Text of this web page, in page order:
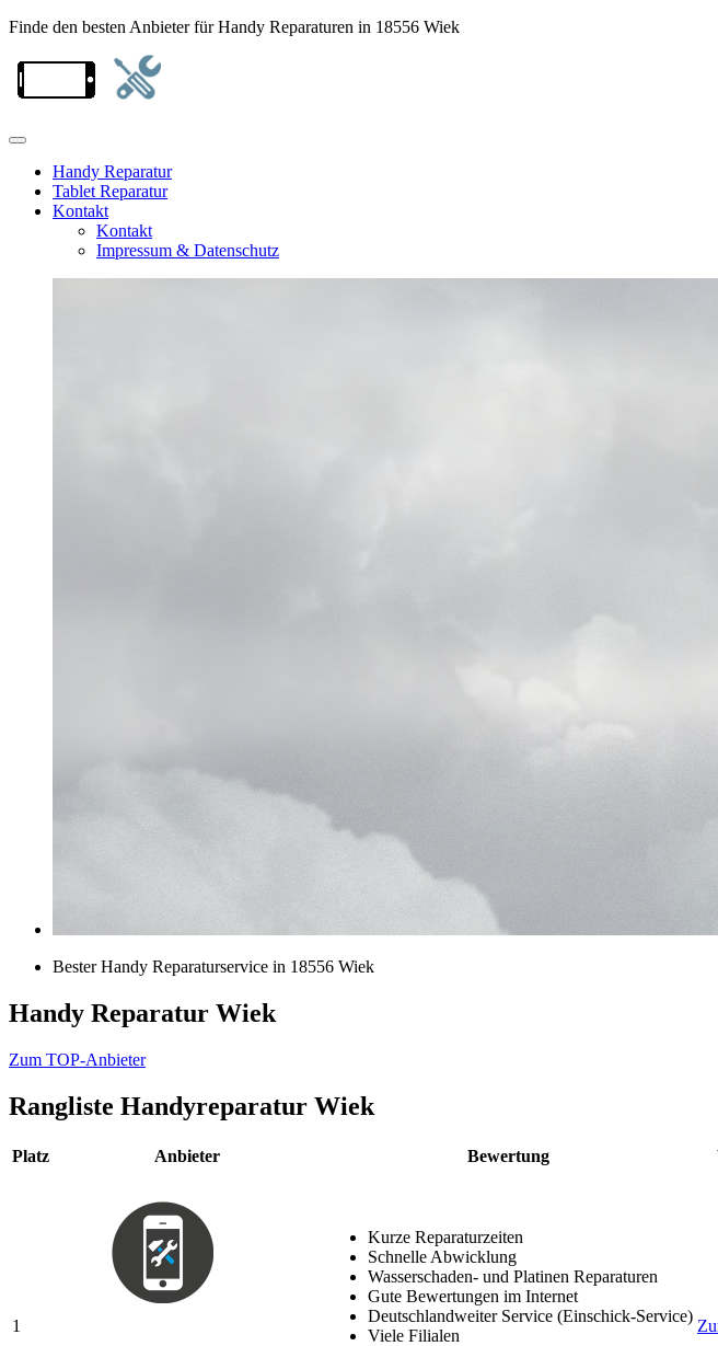
Finde den besten Anbieter für Handy Reparaturen in 18556 Wiek
Handy Reparatur
Tablet Reparatur
Kontakt
Kontakt
Impressum & Datenschutz
Bester Handy Reparaturservice in 18556 Wiek
Handy Reparatur Wiek
Zum TOP-Anbieter
Rangliste Handyreparatur Wiek
Platz Anbieter Bewertung
1
Kurze Reparaturzeiten
Schnelle Abwicklung
Wasserschaden- und Platinen Reparaturen
Gute Bewertungen im Internet
Deutschlandweiter Service (Einschick-Service)
Viele Filialen